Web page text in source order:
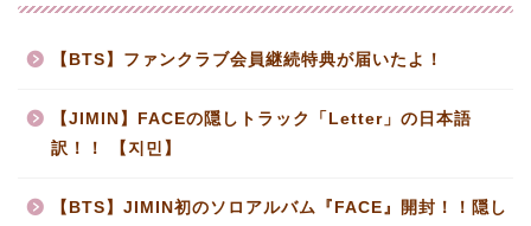
【BTS】ファンクラブ会員継続特典が届いたよ！
【JIMIN】FACEの隠しトラック「Letter」の日本語
訳！！ 【지민】
【BTS】JIMIN初のソロアルバム『FACE』開封！！隠し